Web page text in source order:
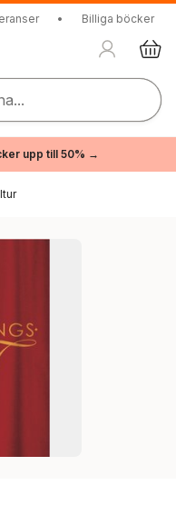
• Billiga böcker
upp till 50% →